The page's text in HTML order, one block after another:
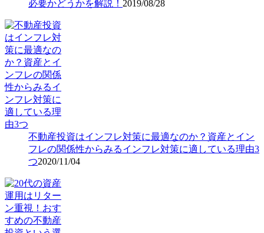
必要かどうかを解説！ 2019/08/28
不動産投資はインフレ対策に最適なのか？資産とイン
フレの関係性からみるインフレ対策に適している理由3
つ2020/11/04